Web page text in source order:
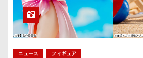
ニュース フィギュア